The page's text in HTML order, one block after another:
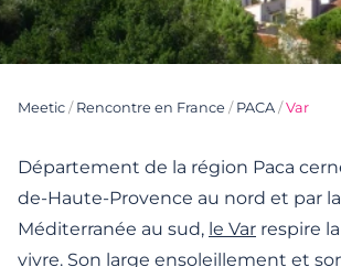
Meetic / Rencontre en France / PACA /Var
Département de la région Paca
de-Haute-Provence au nord et par
Méditerranée au sud, le Var respire
vivre. Son large ensoleillement et